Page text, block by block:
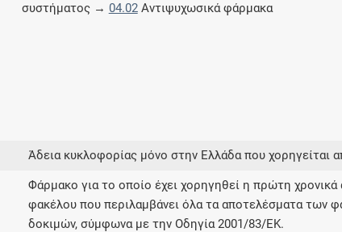
συστήματος → 04.02Αντιψυχωσικά φάρμακα
Άδεια κυκλοφορίας μόνο στην Ελλάδα που χορηγείται
Φάρμακο για το οποίο έχει χορηγηθεί η πρώτη
φακέλου που περιλαμβάνει όλα τα αποτελέσματα των
δοκιμών, σύμφωνα με την Οδηγία 2001/83/ΕΚ.